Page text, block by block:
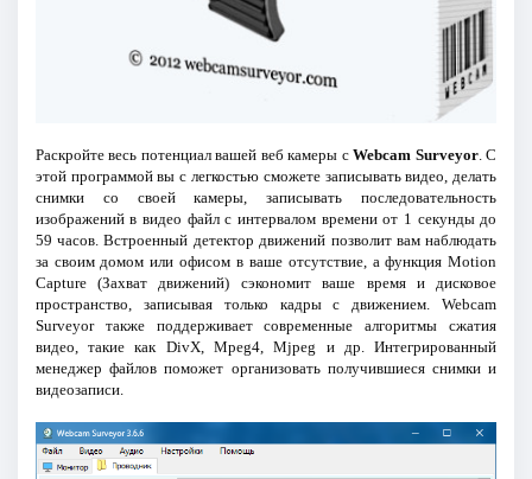
Раскройте весь потенциал вашей веб камеры сWebcam Surveyor. С
этой программой вы с легкостью сможете записывать видео, делать
снимки со своей камеры, записывать последовательность
изображений в видео файл с интервалом времени от 1 секунды до
59 часов. Встроенный детектор движений позволит вам наблюдать
за своим домом или офисом в ваше отсутствие, а функция Motion
Capture (Захват движений) сэкономит ваше время и дисковое
пространство, записывая только кадры с движением. Webcam
Surveyor также поддерживает современные алгоритмы сжатия
видео, такие как DivX, Mpeg4, Mjpeg и др. Интегрированный
менеджер файлов поможет организовать получившиеся снимки и
видеозаписи.